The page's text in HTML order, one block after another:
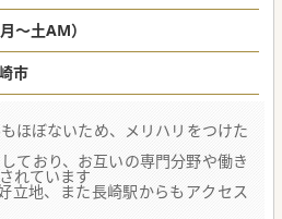
～土AM）
長崎市
ほぼないため、メリハリをつけた
ており、お互いの専門分野や働き
れています
立地、また長崎駅からもアクセス